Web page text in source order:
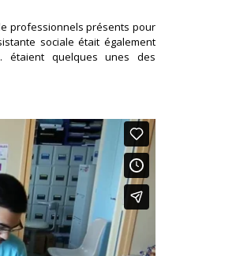
professionnels présents pour
sociale était également
étaient quelques unes des